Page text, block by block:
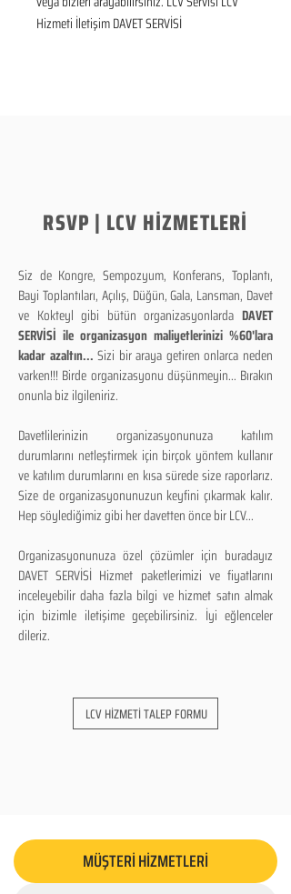
Hizmeti İletişim DAVET SERVİSİ
RSVP | LCV HİZMETLERİ
Siz de Kongre, Sempozyum, Konferans, Toplantı,
Bayi Toplantıları, Açılış, Düğün, Gala, Lansman, Davet
ve Kokteyl gibi bütün organizasyonlarda DAVET
SERVİSİ ile organizasyon maliyetlerinizi %60'lara
kadar azaltın...Sizi bir araya getiren onlarca neden
varken!!! Birde organizasyonu düşünmeyin... Bırakın
onunla biz ilgileniriz.
Davetlilerinizin organizasyonunuza katılım
durumlarını netleştirmek için birçok yöntem kullanır
ve katılım durumlarını en kısa sürede size raporlarız.
Size de organizasyonunuzun keyfini çıkarmak kalır.
Hep söylediğimiz gibi her davetten önce bir LCV...
Organizasyonunuza özel çözümler için buradayız
DAVET SERVİSİ Hizmet paketlerimizi ve fiyatlarını
inceleyebilir daha fazla bilgi ve hizmet satın almak
için bizimle iletişime geçebilirsiniz. İyi eğlenceler
dileriz.
LCV HİZMETİ TALEP FORMU
MÜŞTERİ HİZMETLERİ